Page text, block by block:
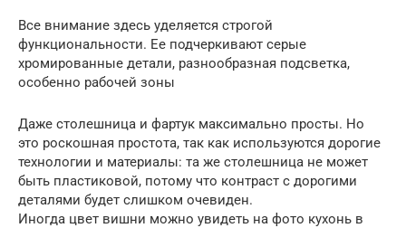
Все внимание здесь уделяется строгой
функциональности. Ее подчеркивают серые
хромированные детали, разнообразная подсветка,
особенно рабочей зоны
Даже столешница и фартук максимально просты. Но
это роскошная простота, так как используются дорогие
технологии и материалы: та же столешница не может
быть пластиковой, потому что контраст с дорогими
деталями будет слишком очевиден.
Иногда цвет вишни можно увидеть на фото кухонь в